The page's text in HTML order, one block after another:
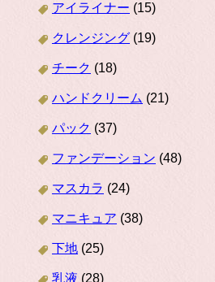
アイライナー (15)
クレンジング (19)
チーク (18)
ハンドクリーム (21)
パック (37)
ファンデーション (48)
マスカラ (24)
マニキュア (38)
下地 (25)
乳液 (28)